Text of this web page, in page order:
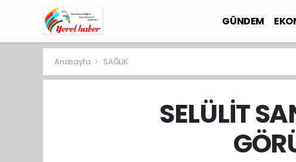
GÜNDEM
Anasayfa SAĞLIK
SELÜLİT